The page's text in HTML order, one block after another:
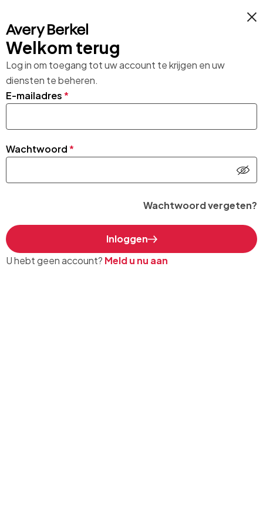
Welkom terug
Log in om toegang tot uw account te krijgen en uw
diensten te beheren.
E-mailadres*
Wachtwoord*
Wachtwoord vergeten?
Inloggen
U hebt geen account? Meld u nu aan